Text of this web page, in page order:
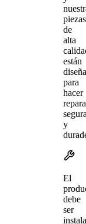
piezas
de
alta
están
para
hacer
y
El
debe
ser